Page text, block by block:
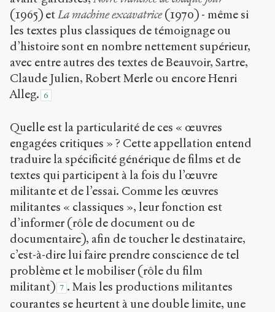
(1965) etLa machine excavatrice(1970) - même si
les textes plus classiques de témoignage ou
d’histoire sont en nombre nettement supérieur,
avec entre autres des textes de Beauvoir, Sartre,
Claude Julien, Robert Merle ou encore Henri
Alleg. 6
Quelle est la particularité de ces « œuvres
engagées critiques » ? Cette appellation entend
traduire la spécificité générique de films et de
textes qui participent à la fois du l’œuvre
militante et de l’essai. Comme les œuvres
militantes « classiques », leur fonction est
d’informer (rôle de document ou de
documentaire), afin de toucher le destinataire,
c’est-à-dire lui faire prendre conscience de tel
problème et le mobiliser (rôle du film
militant) 7 . Mais les productions militantes
courantes se heurtent à une double limite, une